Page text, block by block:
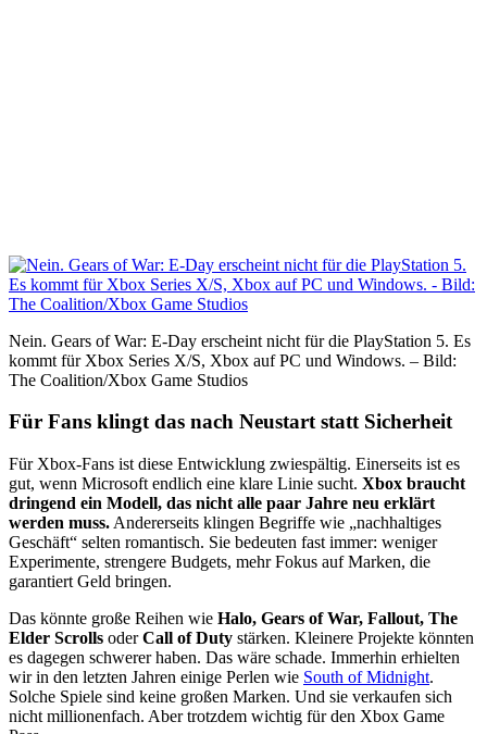
Nein. Gears of War: E-Day erscheint nicht für die PlayStation 5. Es
kommt für Xbox Series X/S, Xbox auf PC und Windows. – Bild:
The Coalition/Xbox Game Studios
Für Fans klingt das nach Neustart statt Sicherheit
Für Xbox-Fans ist diese Entwicklung zwiespältig. Einerseits ist es
gut, wenn Microsoft endlich eine klare Linie sucht. Xbox braucht
dringend ein Modell, das nicht alle paar Jahre neu erklärt
werden muss. Andererseits klingen Begriffe wie „nachhaltiges
Geschäft“ selten romantisch. Sie bedeuten fast immer: weniger
Experimente, strengere Budgets, mehr Fokus auf Marken, die
garantiert Geld bringen.
Das könnte große Reihen wie Halo, Gears of War, Fallout, The
Elder Scrolls oderCall of Duty stärken. Kleinere Projekte könnten
es dagegen schwerer haben. Das wäre schade. Immerhin erhielten
wir in den letzten Jahren einige Perlen wie South of Midnight.
Solche Spiele sind keine großen Marken. Und sie verkaufen sich
nicht millionenfach. Aber trotzdem wichtig für den Xbox Game